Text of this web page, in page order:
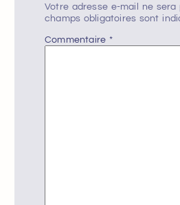
Votre adresse e-mail ne sera
champs obligatoires sont
Commentaire *